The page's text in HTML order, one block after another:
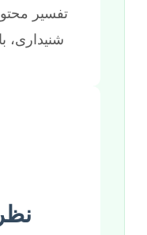
تفسیر
شنیداری،